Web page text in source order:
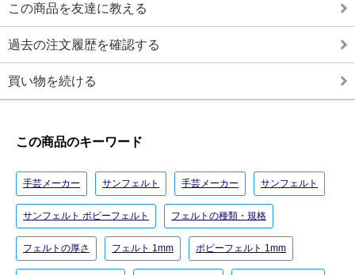
この商品を友達に教える
過去の注文履歴を確認する
買い物を続ける
この商品のキーワード
手芸メーカー サンフェルト 手芸メーカー サンフェルト
サンフェルト ポピーフェルト フェルトの種類・規格
フェルトの厚さ フェルト 1mm ポピーフェルト 1mm